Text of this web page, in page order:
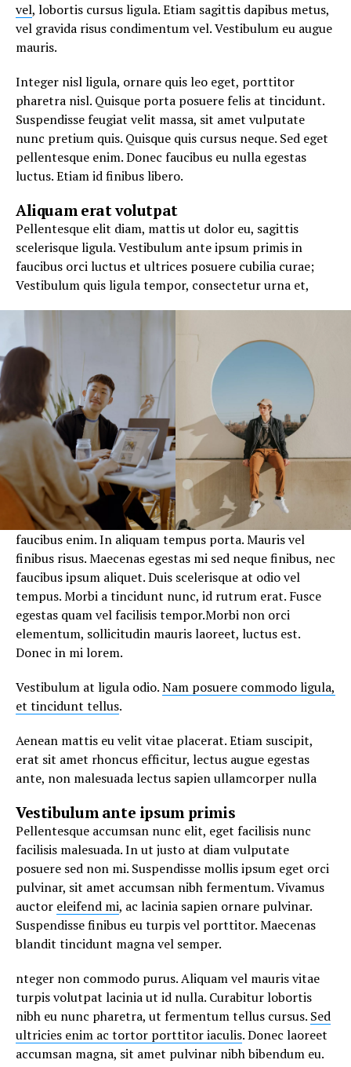
vel, lobortis cursus ligula. Etiam sagittis dapibus metus,
vel gravida risus condimentum vel. Vestibulum eu augue
mauris.
Integer nisl ligula, ornare quis leo eget, porttitor
pharetra nisl. Quisque porta posuere felis at tincidunt.
Suspendisse feugiat velit massa, sit amet vulputate
nunc pretium quis. Quisque quis cursus neque. Sed eget
pellentesque enim. Donec faucibus eu nulla egestas
luctus. Etiam id finibus libero.
Aliquam erat volutpat
Pellentesque elit diam, mattis ut dolor eu, sagittis
scelerisque ligula. Vestibulum ante ipsum primis in
faucibus orci luctus et ultrices posuere cubilia curae;
Vestibulum quis ligula tempor, consectetur urna et,
faucibus enim. In aliquam tempus porta. Mauris vel
finibus risus. Maecenas egestas mi sed neque finibus, nec
faucibus ipsum aliquet. Duis scelerisque at odio vel
tempus. Morbi a tincidunt nunc, id rutrum erat. Fusce
egestas quam vel facilisis tempor.Morbi non orci
elementum, sollicitudin mauris laoreet, luctus est.
Donec in mi lorem.
Vestibulum at ligula odio.Nam posuere commodo ligula,
et tincidunt tellus.
Aenean mattis eu velit vitae placerat. Etiam suscipit,
erat sit amet rhoncus efficitur, lectus augue egestas
ante, non malesuada lectus sapien ullamcorper nulla
Vestibulum ante ipsum primis
Pellentesque accumsan nunc elit, eget facilisis nunc
facilisis malesuada. In ut justo at diam vulputate
posuere sed non mi. Suspendisse mollis ipsum eget orci
pulvinar, sit amet accumsan nibh fermentum. Vivamus
auctor eleifend mi, ac lacinia sapien ornare pulvinar.
Suspendisse finibus eu turpis vel porttitor. Maecenas
blandit tincidunt magna vel semper.
nteger non commodo purus. Aliquam vel mauris vitae
turpis volutpat lacinia ut id nulla. Curabitur lobortis
nibh eu nunc pharetra, ut fermentum tellus cursus. Sed
ultricies enim ac tortor porttitor iaculis. Donec laoreet
accumsan magna, sit amet pulvinar nibh bibendum eu.